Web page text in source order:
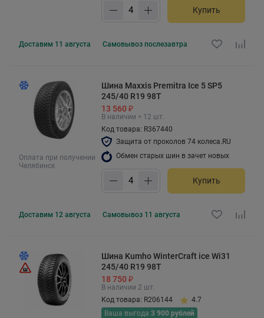
Купить
Доставим 11 августа Самовывоз послезавтра
Оплата при получении
Челябинск
Шина Maxxis Premitra Ice 5 SP5
245/40 R19 98T
13 560 ₽
В наличии > 12 шт.
Код товара: R367440
Защита от проколов 74 колеса.RU
Обмен старых шин в зачет новых
Купить
Доставим 12 августа Самовывоз 11 августа
Шина Kumho WinterCraft ice Wi31
245/40 R19 98T
18 750 ₽
В наличии 2 шт.
Код товара: R206144
4.7
Ваша выгода 3 900 рублей